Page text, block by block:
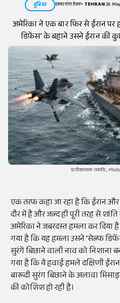
दुनिया खबरगांव डेस्क•TEHRAN26
अमेरिका ने एक बार फिर से ईरान
डिफेंस' के बहाने उसने ईरान की
प्रतीकात्मक तस्वीर,
एक तरफ कहा जा रहा है कि ईरान
दौर में है और जल्द ही पूरी तरह से
अमेरिका ने जबरदस्त हमला कर दिया
गया है कि यह हमला उसने 'सेल्फ
सुरंगें बिछाने वाली नाव को निशाना
गया है कि ये हवाई हमले दक्षिणी
बारूदी सुरंग बिछाने के अलावा
की कोशिश हो रही है।